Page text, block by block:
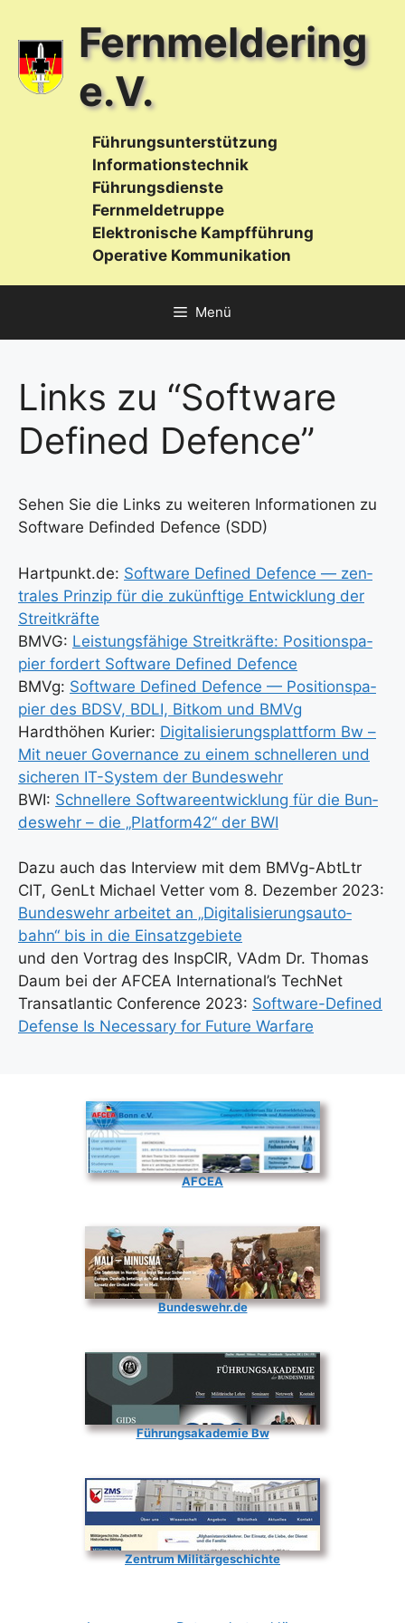
springen
Fernmeldering
e.V.
Führungsunterstützung
Informationstechnik
Führungsdienste
Fernmeldetruppe
Elektronische Kampfführung
Operative Kommunikation
Menü
Links zu “Software
Defined Defence”
Sehen Sie die Links zu wei­te­ren Infor­ma­tio­nen zu
Soft­ware Defin­ded Defence (SDD)
Hartpunkt.de: Soft­ware Defi­ned Defence — zen­
tra­les Prin­zip für die zukünf­ti­ge Ent­wick­lung der
Streit­kräf­te
BMVG: Leis­tungs­fä­hi­ge Streit­kräf­te: Posi­ti­ons­pa­
pier for­dert Soft­ware Defi­ned Defence
BMVg: Soft­ware Defi­ned Defence — Posi­ti­ons­pa­
pier des BDSV, BDLI, Bit­kom und BMVg
Hardt­hö­hen Kurier: Digi­ta­li­sie­rungs­platt­form Bw –
Mit neu­er Gover­nan­ce zu einem schnel­le­ren und
siche­ren IT-Sys­tem der Bun­des­wehr
BWI: Schnel­le­re Soft­ware­ent­wick­lung für die Bun­
des­wehr – die „Platform42“ der BWI
Dazu auch das Inter­view mit dem BMVg-AbtLtr
CIT, GenLt Micha­el Vet­ter vom 8. Dezem­ber 2023:
Bun­des­wehr arbei­tet an „Digi­ta­li­sie­rungs­au­to­
bahn“ bis in die Ein­satz­ge­bie­te
und den Vor­trag des InspCIR, VAdm Dr. Tho­mas
Daum bei der AFCEA International’s Tech­Net
Trans­at­lan­tic Con­fe­rence 2023: Soft­ware-Defi­ned
Defen­se Is Neces­sa­ry for Future War­fa­re
AFCEA
Bundeswehr.de
Führungsakademie Bw
Zentrum Militärgeschichte